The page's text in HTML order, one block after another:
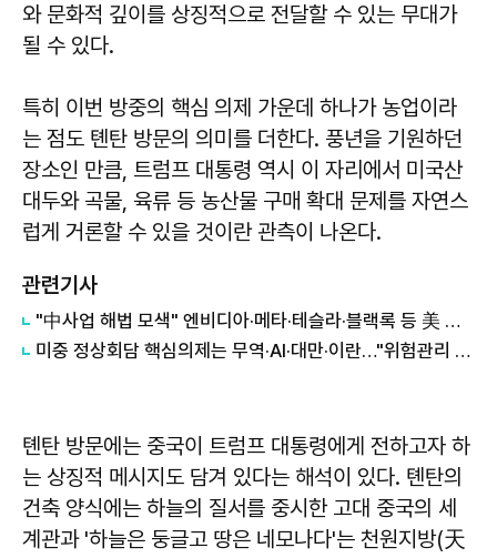
와 문화적 깊이를 상징적으로 전달할 수 있는 무대가
될 수 있다.
특히 이번 방중의 핵심 의제 가운데 하나가 농업이라
는 점도 톈탄 방문의 의미를 더한다. 풍년을 기원하던
장소인 만큼, 트럼프 대통령 역시 이 자리에서 미국산
대두와 곡물, 육류 등 농산물 구매 확대 문제를 자연스
럽게 거론할 수 있을 것이란 관측이 나온다.
관련기사
"中사업 해법 모색" 엔비디아·메타·테슬라·블랙록 등 美 재계 총출동
미중 정상회담 핵심의제는 무역·AI·대만·이란…"위험관리 초점"
톈탄 방문에는 중국이 트럼프 대통령에게 전하고자 하
는 상징적 메시지도 담겨 있다는 해석이 있다. 톈탄의
건축 양식에는 하늘의 질서를 중시한 고대 중국의 세
계관과 '하늘은 둥글고 땅은 네모나다'는 천원지방(天